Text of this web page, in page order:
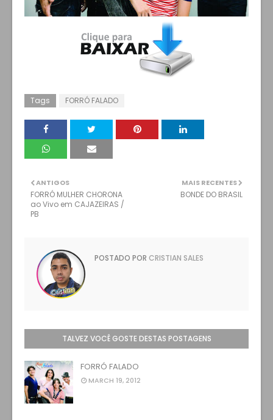
Tags FORRÓ FALADO
MAIS RECENTES
BONDE DO BRASIL
ANTIGOS
FORRÓ MULHER CHORONA
ao Vivo em CAJAZEIRAS /
PB
POSTADO POR CRISTIAN SALES
TALVEZ VOCÊ GOSTE DESTAS POSTAGENS
FORRÓ FALADO
MARCH 19, 2012